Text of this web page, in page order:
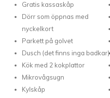
Gratis kassaskåp
Dörr som öppnas med
nyckelkort
Parkett på golvet
Dusch (det finns inga badkar)
Kök med 2 kokplattor
Mikrovågsugn
Kylskåp